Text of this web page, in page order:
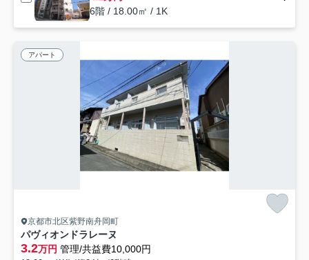
6階 / 18.00㎡ / 1K
アパート
京都市北区紫野南舟岡町
パヴィオンドラレーヌ
3.2万円 管理/共益費10,000円